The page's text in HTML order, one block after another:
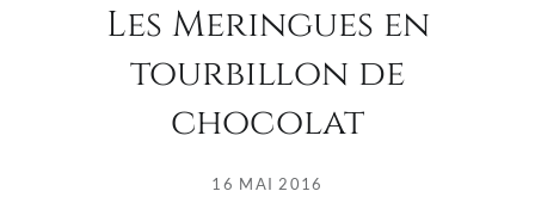
Les Meringues en
tourbillon de
chocolat
16 MAI 2016